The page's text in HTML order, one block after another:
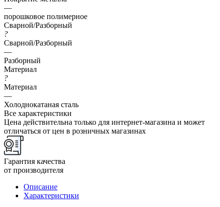
—
порошковое полимерное
Сварной/Разборный
?
Сварной/Разборный
—
Разборный
Материал
?
Материал
—
Холоднокатаная сталь
Все характеристики
Цена действительна только для интернет-магазина и может
отличаться от цен в розничных магазинах
Гарантия качества
от производителя
Описание
Характеристики